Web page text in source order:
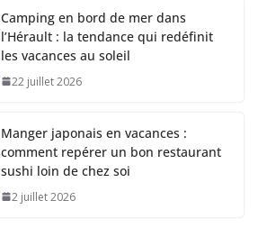
Camping en bord de mer dans
l’Hérault : la tendance qui redéfinit
les vacances au soleil
22 juillet 2026
Manger japonais en vacances :
comment repérer un bon restaurant
sushi loin de chez soi
2 juillet 2026